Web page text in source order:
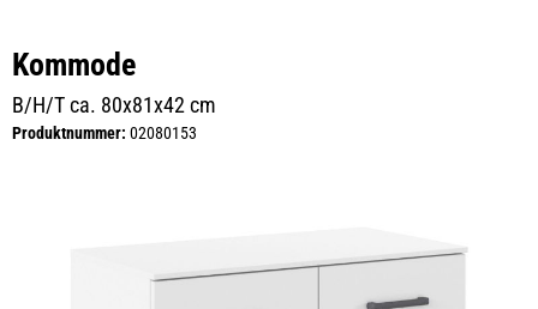
Kommode
B/H/T ca. 80x81x42 cm
Produktnummer: 02080153